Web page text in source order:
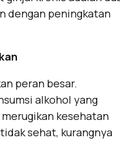
dengan peningkatan
peran besar.
alkohol yang
kesehatan
sehat, kurangnya